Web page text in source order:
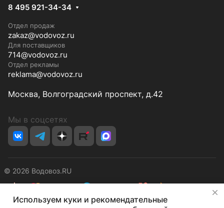
8 495 921-34-34
Отдел продаж
zakaz@vodovoz.ru
Для поставщиков
714@vodovoz.ru
Отдел рекламы
reklama@vodovoz.ru
Москва, Волгоградский проспект, д.42
Мы в соцсетях
© 2026 Водовоз.RU
КонфиденциальностьОферта
Используем куки и рекомендательные